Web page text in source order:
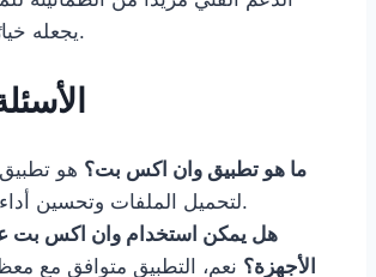
يجعله خيارًا مثاليًا للجميع.
ما هو تطبيق وان اكس بت؟ هو
لتحميل الملفات وتحسين أداء الإنترنت.
هل يمكن استخدام وان اكس بت
الأجهزة؟ نعم، التطبيق متوافق مع